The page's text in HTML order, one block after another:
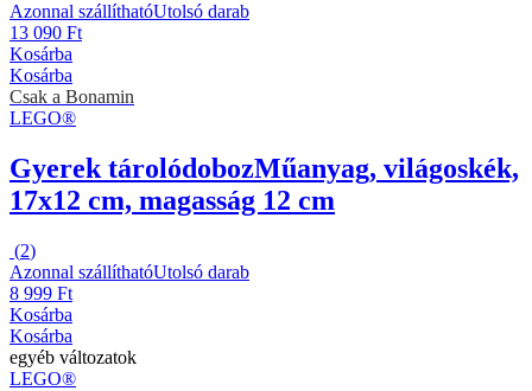
Azonnal szállíthatóUtolsó darab
13 090 Ft
Kosárba
Kosárba
Csak a Bonamin
LEGO®
Gyerek tárolódobozMűanyag, világoskék,
17x12 cm, magasság 12 cm
(2)
Azonnal szállíthatóUtolsó darab
8 999 Ft
Kosárba
Kosárba
egyéb változatok
LEGO®